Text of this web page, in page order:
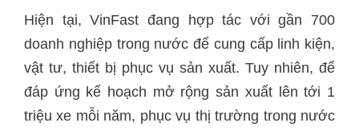
Hiện tại, VinFast đang hợp tác với gần 700
doanh nghiệp trong nước để cung cấp linh kiện,
vật tư, thiết bị phục vụ sản xuất. Tuy nhiên, để
đáp ứng kế hoạch mở rộng sản xuất lên tới 1
triệu xe mỗi năm, phục vụ thị trường trong nước